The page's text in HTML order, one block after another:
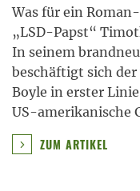
Was für ein
„LSD-Papst“
In seinem
beschäftigt sich
Boyle in erster
US-amerikanische
ZUM ARTIKEL